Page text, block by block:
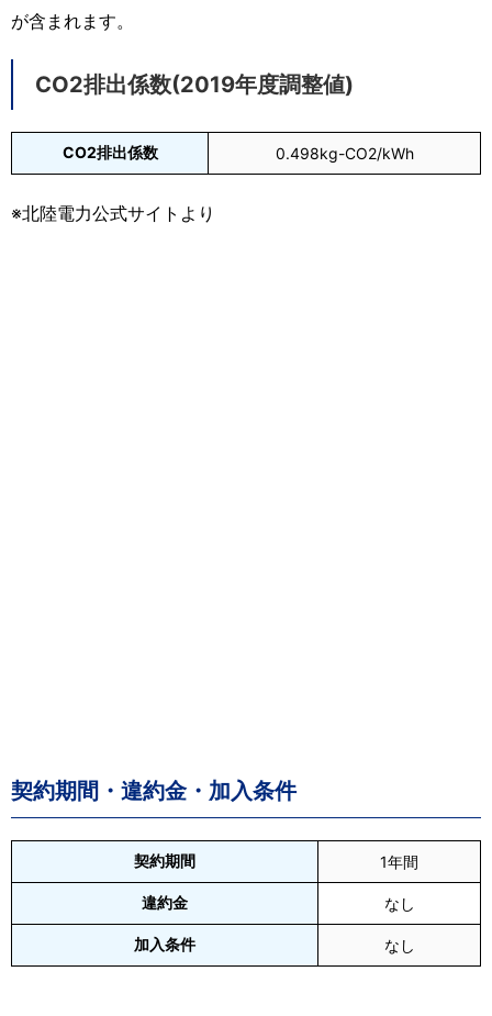
が含まれます。
CO2排出係数(2019年度調整値)
CO2排出係数 0.498kg-CO2/kWh
※北陸電力公式サイトより
契約期間・違約金・加入条件
契約期間 1年間
違約金 なし
加入条件 なし